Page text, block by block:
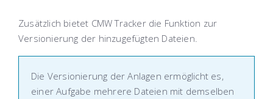
Zusätzlich bietet CMW Tracker die Funktion zur
Versionierung der hinzugefügten Dateien.
Die Versionierung der Anlagen ermöglicht es,
einer Aufgabe mehrere Dateien mit demselben